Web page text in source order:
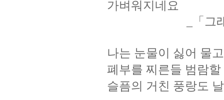
가벼워지네요
「그
나는 눈물이 싫어 물
폐부를 찌른들 범람할
슬픔의 거친 풍랑도 날